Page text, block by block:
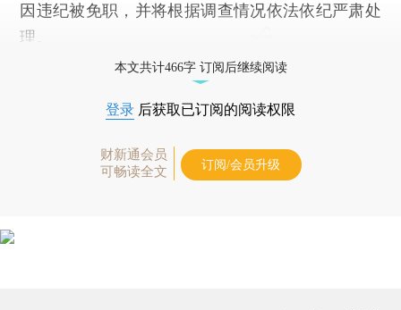
因违纪被免职，并将根据调查情况依法依纪严肃处
理。
本文共计466字 订阅后继续阅读
登录 后获取已订阅的阅读权限
财新通会员
可畅读全文
订阅/会员升级